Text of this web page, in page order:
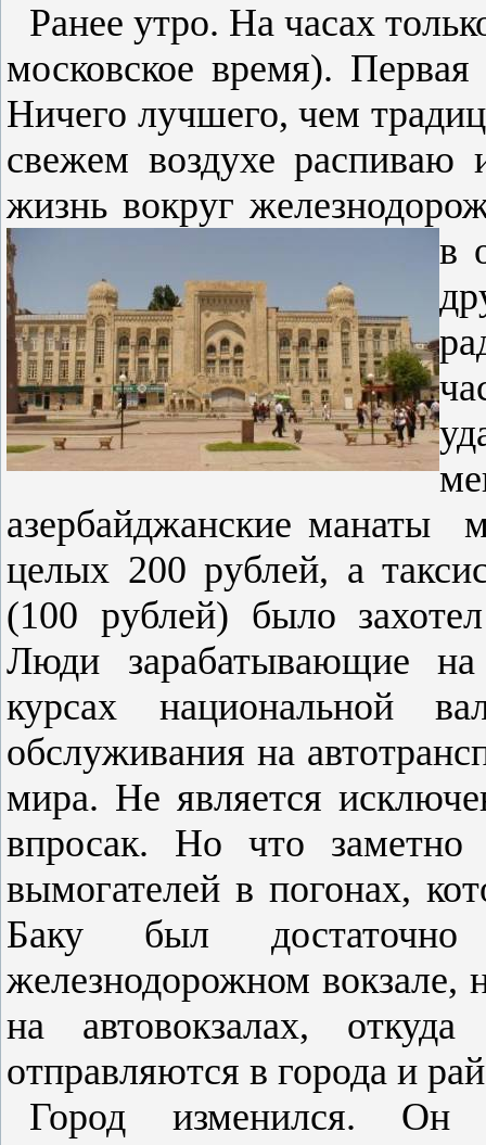
Ранее утро. На часах
московское время).
Ничего лучшего, чем
свежем воздухе распиваю
жизнь вокруг
в
азербайджанские манаты
целых 200 рублей, а
(100 рублей) было
Люди зарабатывающие
курсах национальной
обслуживания на
мира. Не является
впросак. Но что заметно
вымогателей в погонах,
Баку был
железнодорожном вокзале,
на автовокзалах,
отправляются в города и
Город изменился. Он